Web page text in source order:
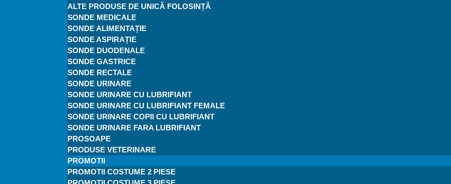
ALTE PRODUSE DE UNICĂ FOLOSINȚĂ
SONDE MEDICALE
SONDE ALIMENTAȚIE
SONDE ASPIRAȚIE
SONDE DUODENALE
SONDE GASTRICE
SONDE RECTALE
SONDE URINARE
SONDE URINARE CU LUBRIFIANT
SONDE URINARE CU LUBRIFIANT FEMALE
SONDE URINARE COPII CU LUBRIFIANT
SONDE URINARE FARA LUBRIFIANT
PROSOAPE
PRODUSE VETERINARE
PROMOTII
PROMOTII COSTUME 2 PIESE